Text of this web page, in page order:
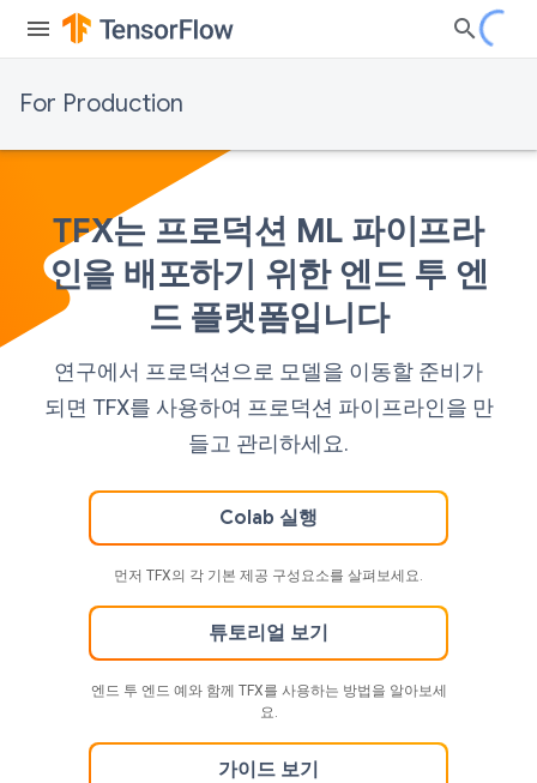
For Production
TFX는 프로덕션 ML 파이프라
인을 배포하기 위한 엔드 투 엔
드 플랫폼입니다
연구에서 프로덕션으로 모델을 이동할 준비가
되면 TFX를 사용하여 프로덕션 파이프라인을 만
들고 관리하세요.
Colab 실행
먼저 TFX의 각 기본 제공 구성요소를 살펴보세요.
튜토리얼 보기
엔드 투 엔드 예와 함께 TFX를 사용하는 방법을 알아보세
요.
가이드 보기